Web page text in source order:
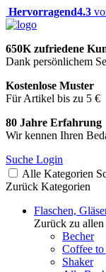
Hervorragend4.3
650K zufriedene
Dank persönlichem
Kostenlose Muster
Für Artikel bis zu 5 €
80 Jahre Erfahrung
Wir kennen Ihren
Suche Login
Alle Kategorien
Zurück Kategorien
Flaschen,
Zurück zu
Becher
Coffee
Shaker